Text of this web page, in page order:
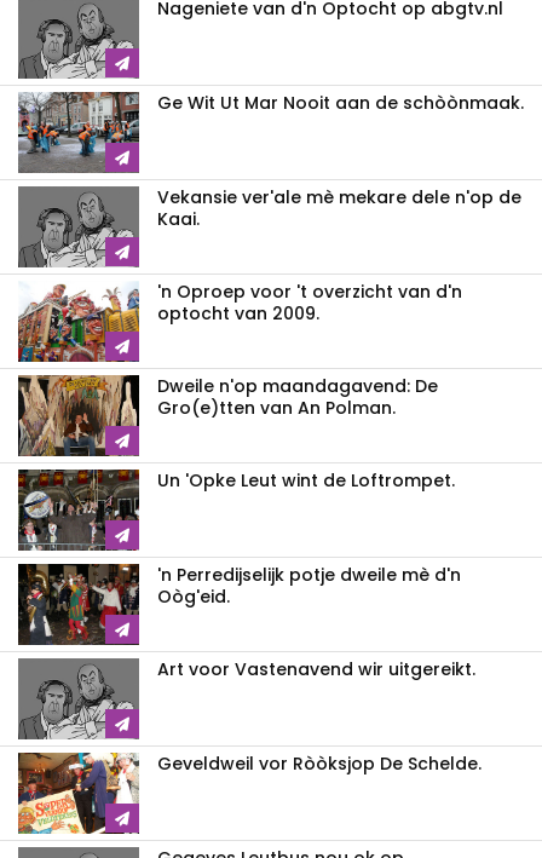
Nageniete van d'n Optocht op abgtv.nl
Ge Wit Ut Mar Nooit aan de schòònmaak.
Vekansie ver'ale mè mekare dele n'op de
Kaai.
'n Oproep voor 't overzicht van d'n
optocht van 2009.
Dweile n'op maandagavend: De
Gro(e)tten van An Polman.
Un 'Opke Leut wint de Loftrompet.
'n Perredijselijk potje dweile mè d'n
Oòg'eid.
Art voor Vastenavend wir uitgereikt.
Geveldweil vor Ròòksjop De Schelde.